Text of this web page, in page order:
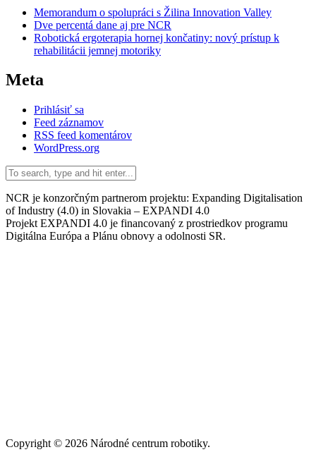
Memorandum o spolupráci s Žilina Innovation Valley
Dve percentá dane aj pre NCR
Robotická ergoterapia hornej končatiny: nový prístup k
rehabilitácii jemnej motoriky
Meta
Prihlásiť sa
Feed záznamov
RSS feed komentárov
WordPress.org
NCR je konzorčným partnerom projektu: Expanding Digitalisation
of Industry (4.0) in Slovakia – EXPANDI 4.0
Projekt EXPANDI 4.0 je financovaný z prostriedkov programu
Digitálna Európa a Plánu obnovy a odolnosti SR.
Copyright © 2026 Národné centrum robotiky.